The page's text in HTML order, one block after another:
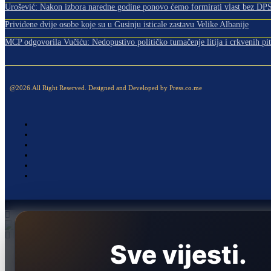
Urošević: Nakon izbora naredne godine ponovo ćemo formirati vlast bez
Prividene dvije osobe koje su u Gusinju isticale zastavu Velike Albanije
MCP odgovorila Vučiću: Nedopustivo političko tumačenje litija i crkvenih
@2026.All Right Reserved. Designed and Developed by Press.co.me
Sve vijesti.